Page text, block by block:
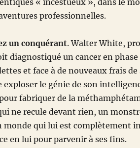
« incestueux », dans le
professionnelles.
un conquérant. Walter White,
diagnostiqué un cancer en
et face à de nouveaux frais de
exploser le génie de son
fabriquer de la
ne recule devant rien, un
monde qui lui est complètement
en lui pour parvenir à ses fins.